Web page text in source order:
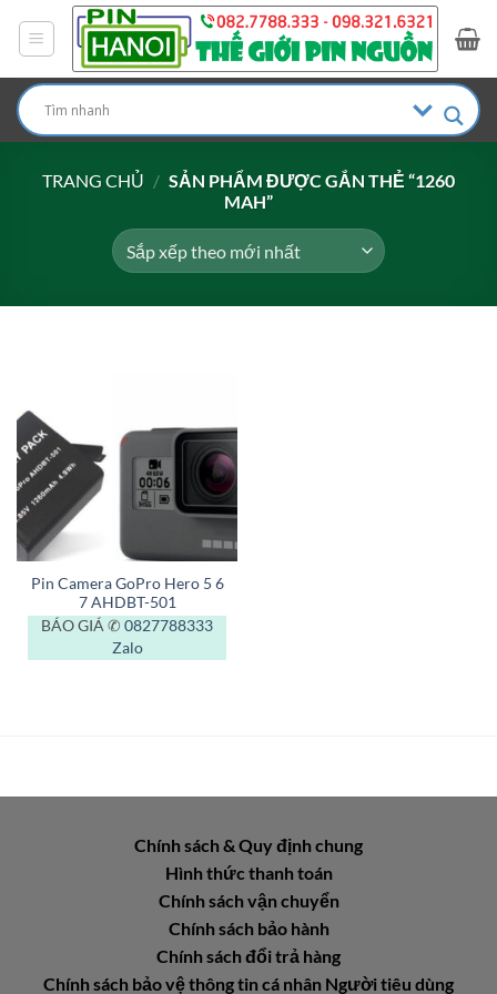
dung
TRANG CHỦ / SẢN PHẨM ĐƯỢC GẮN THẺ “1260
MAH”
Pin Camera GoPro Hero 5 6
7 AHDBT-501
BÁO GIÁ ✆ 0827788333
Zalo
Chính sách & Quy định chung
Hình thức thanh toán
Chính sách vận chuyển
Chính sách bảo hành
Chính sách đổi trả hàng
Chính sách bảo vệ thông tin cá nhân Người tiêu dùng